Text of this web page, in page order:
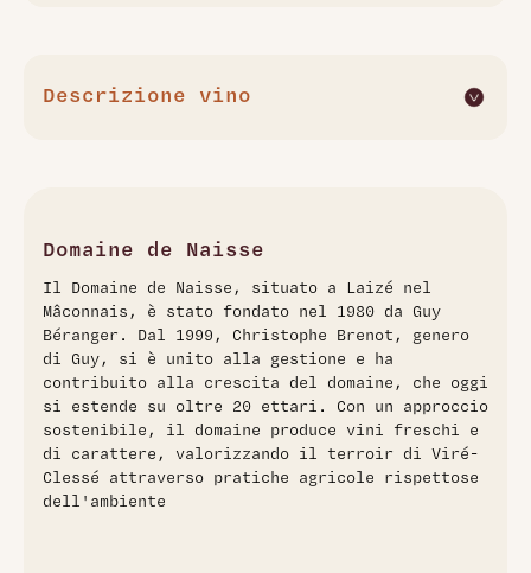
Descrizione vino
piccolo hameau di Quintaine, con esposizione a est. Il vino
fiori e leggere note di agrumi. Al palato, è fresco, rotondo e
ben equilibrato, con una mineralità marcata e un finale
lungo. L'affinamento avviene per metà in acciaio inox e
metà in botti di rovere​
Domaine de Naisse
Il Domaine de Naisse, situato a Laizé nel
Mâconnais, è stato fondato nel 1980 da Guy
Béranger. Dal 1999, Christophe Brenot, genero
di Guy, si è unito alla gestione e ha
contribuito alla crescita del domaine, che oggi
si estende su oltre 20 ettari. Con un approccio
sostenibile, il domaine produce vini freschi e
di carattere, valorizzando il terroir di Viré-
Clessé attraverso pratiche agricole rispettose
dell'ambiente